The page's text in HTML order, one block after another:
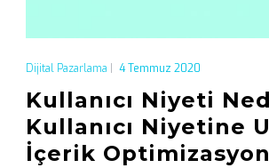
Dijital Pazarlama 4 Temmuz 2020
Kullanıcı Niyeti
Kullanıcı Niyetine
İçerik